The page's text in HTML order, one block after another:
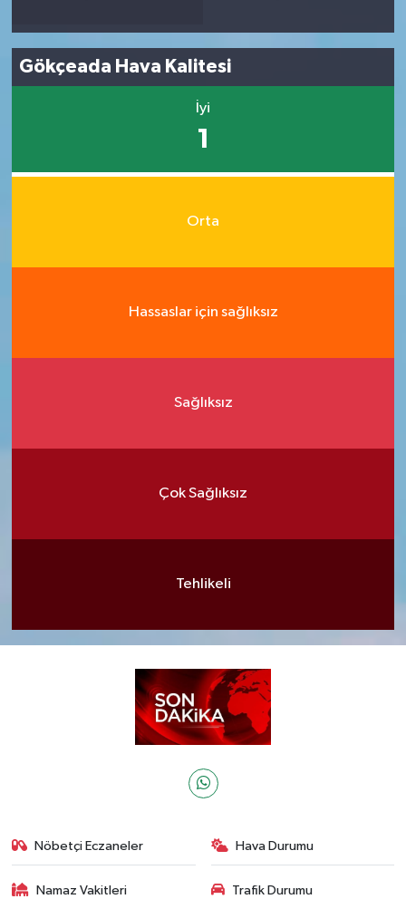
Gökçeada Hava Kalitesi
İyi
1
Orta
Hassaslar için sağlıksız
Sağlıksız
Çok Sağlıksız
Tehlikeli
Nöbetçi Eczaneler Hava Durumu
Namaz Vakitleri Trafik Durumu